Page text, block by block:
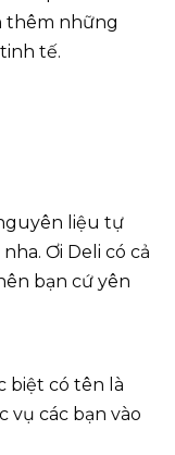
thêm những
tế.
liệu tự
Ơi Deli có cả
bạn cứ yên
biệt có tên là
vụ các bạn vào